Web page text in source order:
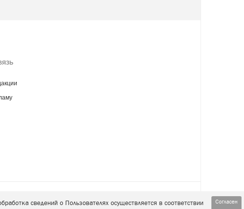
сведений о Пользователях осуществляется в соответствии Согласен